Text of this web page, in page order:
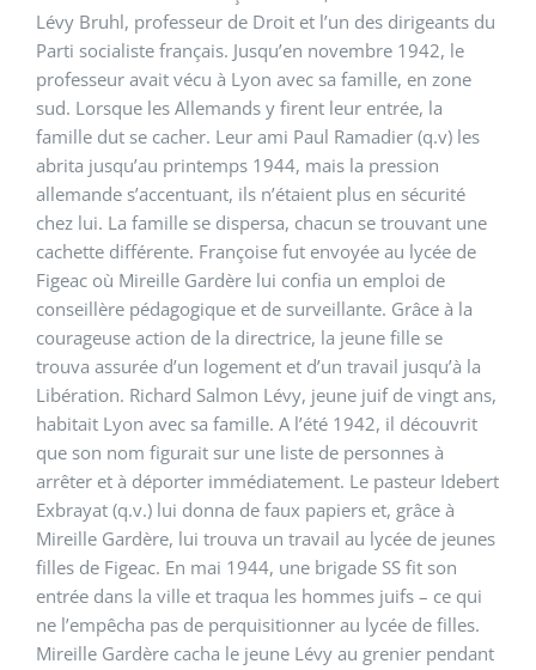
Lévy Bruhl, professeur de Droit et l’un des dirigeants du
Parti socialiste français. Jusqu’en novembre 1942, le
professeur avait vécu à Lyon avec sa famille, en zone
sud. Lorsque les Allemands y firent leur entrée, la
famille dut se cacher. Leur ami Paul Ramadier (q.v) les
abrita jusqu’au printemps 1944, mais la pression
allemande s’accentuant, ils n’étaient plus en sécurité
chez lui. La famille se dispersa, chacun se trouvant une
cachette différente. Françoise fut envoyée au lycée de
Figeac où Mireille Gardère lui confia un emploi de
conseillère pédagogique et de surveillante. Grâce à la
courageuse action de la directrice, la jeune fille se
trouva assurée d’un logement et d’un travail jusqu’à la
Libération. Richard Salmon Lévy, jeune juif de vingt ans,
habitait Lyon avec sa famille. A l’été 1942, il découvrit
que son nom figurait sur une liste de personnes à
arrêter et à déporter immédiatement. Le pasteur Idebert
Exbrayat (q.v.) lui donna de faux papiers et, grâce à
Mireille Gardère, lui trouva un travail au lycée de jeunes
filles de Figeac. En mai 1944, une brigade SS fit son
entrée dans la ville et traqua les hommes juifs – ce qui
ne l’empêcha pas de perquisitionner au lycée de filles.
Mireille Gardère cacha le jeune Lévy au grenier pendant